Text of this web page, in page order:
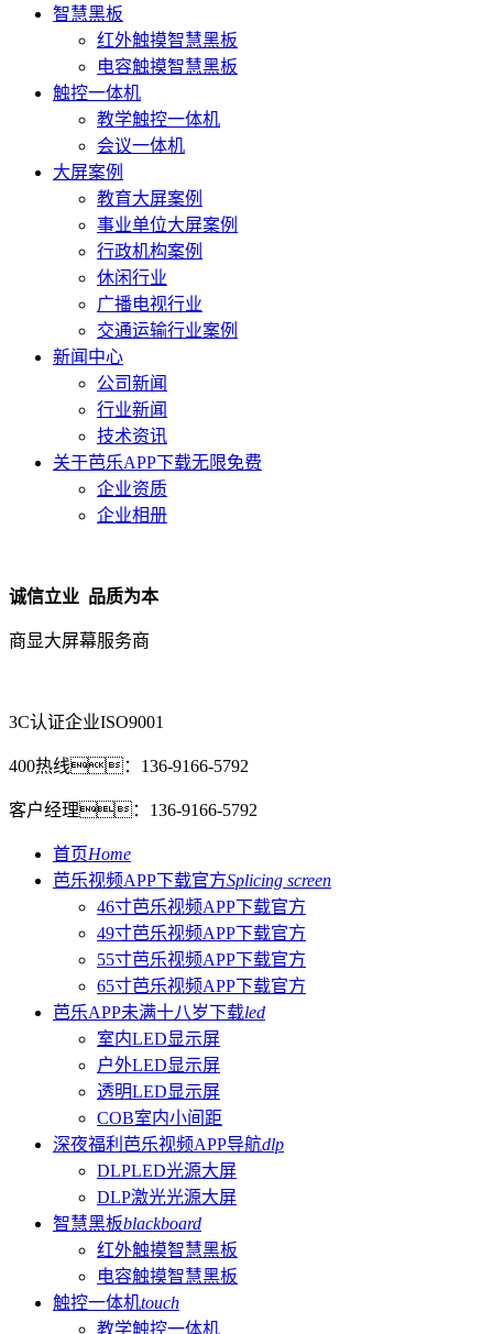
智慧黑板
红外触摸智慧黑板
电容触摸智慧黑板
触控一体机
教学触控一体机
会议一体机
大屏案例
教育大屏案例
事业单位大屏案例
行政机构案例
休闲行业
广播电视行业
交通运输行业案例
新闻中心
公司新闻
行业新闻
技术资讯
关于芭乐APP下载无限免费
企业资质
企业相册
诚信立业 品质为本
商显大屏幕服务商
3C认证企业ISO9001
400热线： 136-9166-5792
客户经理： 136-9166-5792
首页Home
芭乐视频APP下载官方Splicing screen
46寸芭乐视频APP下载官方
49寸芭乐视频APP下载官方
55寸芭乐视频APP下载官方
65寸芭乐视频APP下载官方
芭乐APP未满十八岁下载led
室内LED显示屏
户外LED显示屏
透明LED显示屏
COB室内小间距
深夜福利芭乐视频APP导航dlp
DLPLED光源大屏
DLP激光光源大屏
智慧黑板blackboard
红外触摸智慧黑板
电容触摸智慧黑板
触控一体机touch
教学触控一体机